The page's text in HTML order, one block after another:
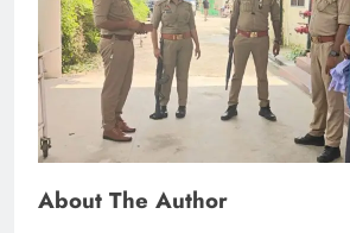
About The Author